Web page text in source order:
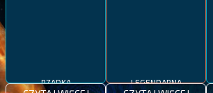
RZADKA LEGENDARNA